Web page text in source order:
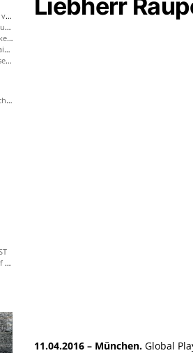
Liebherr
11.04.2016 – München. Global